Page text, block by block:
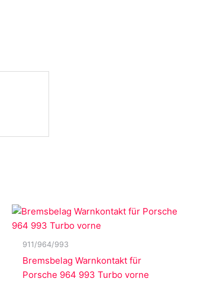
911/964/993
Bremsbelag Warnkontakt für
Porsche 964 993 Turbo vorne